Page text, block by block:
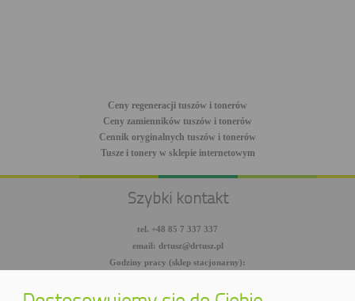
Ceny regeneracji tuszów i tonerów
Ceny zamienników tuszów i tonerów
Cennik oryginalnych tuszów i tonerów
Tusze i tonery w sklepie internetowym
Szybki kontakt
tel. +48 85 7 337 337
email: drtusz@drtusz.pl
Godziny pracy (sklep stacjonarny):